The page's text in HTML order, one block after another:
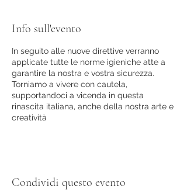
Info sull'evento
In seguito alle nuove direttive verranno
applicate tutte le norme igieniche atte a
garantire la nostra e vostra sicurezza.
Torniamo a vivere con cautela,
supportandoci a vicenda in questa
rinascita italiana, anche della nostra arte e
creatività
Condividi questo evento